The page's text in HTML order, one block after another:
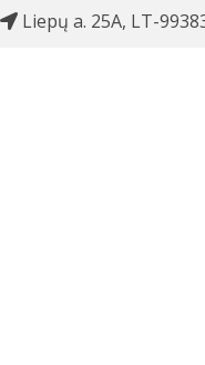
Liepų a. 25A, LT-